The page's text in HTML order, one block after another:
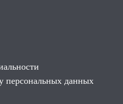
персональных данных